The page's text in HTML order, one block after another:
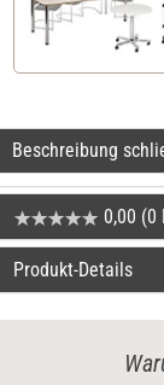
Beschreibung
0,00 (0
Produkt-Details